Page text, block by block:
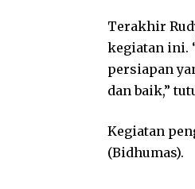
Terakhir
kegiatan ini.
persiapan
dan baik,”
Kegiatan
(Bidhumas).